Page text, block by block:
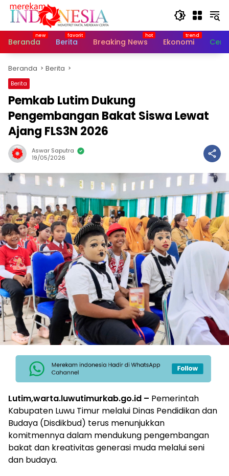
Langsung
Beranda
Berita Breaking News Ekonomi
Beranda Berita
Berita
Pemkab Lutim Dukung
Pengembangan Bakat Siswa Lewat
Ajang FLS3N 2026
Aswar Saputra
19/05/2026
Lutim,warta.luwutimurkab.go.id – Pemerintah
Kabupaten Luwu Timur melalui Dinas Pendidikan dan
Budaya (Disdikbud) terus menunjukkan
komitmennya dalam mendukung pengembangan
bakat dan kreativitas generasi muda melalui seni
dan budaya.